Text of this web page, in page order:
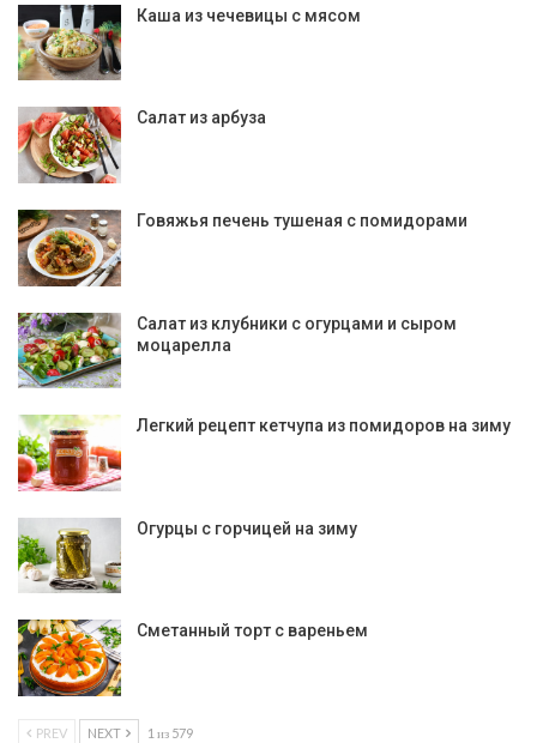
Каша из чечевицы с мясом
Салат из арбуза
Говяжья печень тушеная с помидорами
Салат из клубники с огурцами и сыром
моцарелла
Легкий рецепт кетчупа из помидоров на зиму
Огурцы с горчицей на зиму
Сметанный торт с вареньем
PREV NEXT 1 из 579